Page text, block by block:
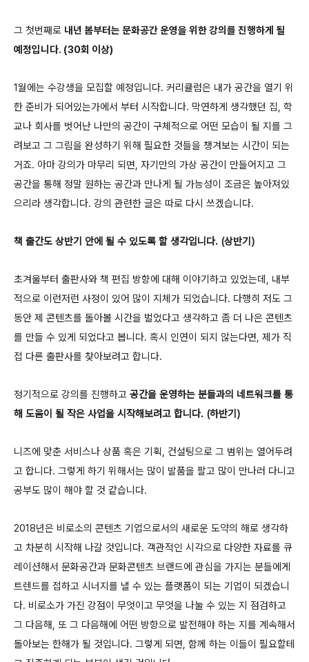
그 첫번째로 내년 봄부터는 문화공간 운영을 위한 강의를 진행하게 될
예정입니다. (30회 이상)
1월에는 수강생을 모집할 예정입니다. 커리큘럼은 내가 공간을 열기 위
한 준비가 되어있는가에서 부터 시작합니다. 막연하게 생각했던 집, 학
교나 회사를 벗어난 나만의 공간이 구체적으로 어떤 모습이 될 지를 그
려보고 그 그림을 완성하기 위해 필요한 것들을 챙겨보는 시간이 되는
거죠. 아마 강의가 마무리 되면, 자기만의 가상 공간이 만들어지고 그
공간을 통해 정말 원하는 공간과 만나게 될 가능성이 조금은 높아져있
으리라 생각합니다. 강의 관련한 글은 따로 다시 쓰겠습니다.
책 출간도 상반기 안에 될 수 있도록 할 생각입니다. (상반기)
초겨울부터 출판사와 책 편집 방향에 대해 이야기하고 있었는데, 내부
적으로 이런저런 사정이 있어 많이 지체가 되었습니다. 다행히 저도 그
동안 제 콘텐츠를 돌아볼 시간을 벌었다고 생각하고 좀 더 나은 콘텐츠
를 만들 수 있게 되었다고 봅니다. 혹시 인연이 되지 않는다면, 제가 직
접 다른 출판사를 찾아보려고 합니다.
정기적으로 강의를 진행하고 공간을 운영하는 분들과의 네트워크를 통
해 도움이 될 작은 사업을 시작해보려고 합니다. (하반기)
니즈에 맞춘 서비스나 상품 혹은 기획, 컨설팅으로 그 범위는 열어두려
고 합니다. 그렇게 하기 위해서는 많이 발품을 팔고 많이 만나러 다니고
공부도 많이 해야 할 것 같습니다.
2018년은 비로소의 콘텐츠 기업으로서의 새로운 도약의 해로 생각하
고 차분히 시작해 나갈 것입니다. 객관적인 시각으로 다양한 자료를 큐
레이션해서 문화공간과 문화콘텐츠 브랜드에 관심을 가지는 분들에게
트렌드를 접하고 시너지를 낼 수 있는 플랫폼이 되는 기업이 되겠습니
다. 비로소가 가진 강점이 무엇이고 무엇을 나눌 수 있는 지 점검하고
그 다음해, 또 그 다음해에 어떤 방향으로 발전해야 하는 지를 계속해서
돌아보는 한해가 될 것입니다. 그렇게 되면, 함께 하는 이들이 필요할테